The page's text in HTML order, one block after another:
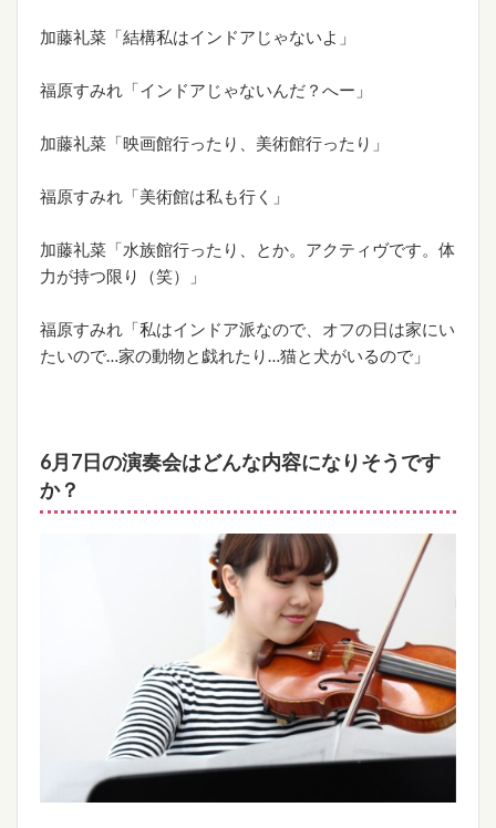
加藤礼菜「結構私はインドアじゃないよ」
福原すみれ「インドアじゃないんだ？へー」
加藤礼菜「映画館行ったり、美術館行ったり」
福原すみれ「美術館は私も行く」
加藤礼菜「水族館行ったり、とか。アクティヴです。体
力が持つ限り（笑）」
福原すみれ「私はインドア派なので、オフの日は家にい
たいので…家の動物と戯れたり…猫と犬がいるので」
6月7日の演奏会はどんな内容になりそうです
か？